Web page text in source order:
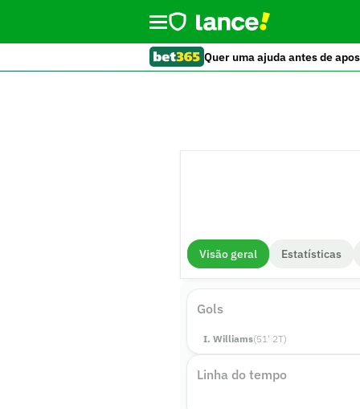
Quer uma ajuda antes de
Visão geral Estatísticas
Gols
(51 ' 2T)
I. Williams
Linha do tempo